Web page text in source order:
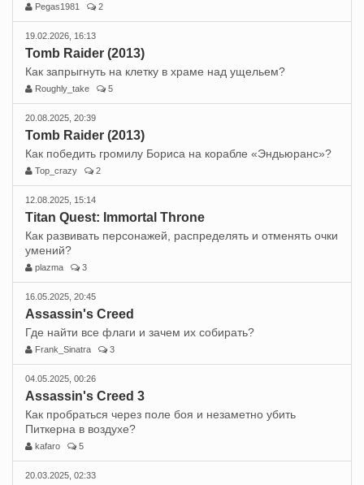
Pegas1981 2
19.02.2026, 16:13
Tomb Raider (2013)
Как запрыгнуть на клетку в храме над ущельем?
Roughly_take 5
20.08.2025, 20:39
Tomb Raider (2013)
Как победить громилу Бориса на корабле «Эндьюранс»?
Top_crazy 2
12.08.2025, 15:14
Titan Quest: Immortal Throne
Как развивать персонажей, распределять и отменять очки
умений?
plazma 3
16.05.2025, 20:45
Assassin's Creed
Где найти все флаги и зачем их собирать?
Frank_Sinatra 3
04.05.2025, 00:26
Assassin's Creed 3
Как пробраться через поле боя и незаметно убить
Питкерна в воздухе?
kafaro 5
20.03.2025, 02:33